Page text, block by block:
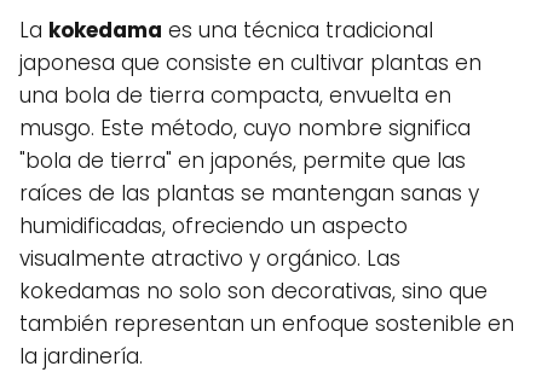
La kokedama es una técnica tradicional
japonesa que consiste en cultivar plantas en
una bola de tierra compacta, envuelta en
musgo. Este método, cuyo nombre significa
"bola de tierra" en japonés, permite que las
raíces de las plantas se mantengan sanas y
humidificadas, ofreciendo un aspecto
visualmente atractivo y orgánico. Las
kokedamas no solo son decorativas, sino que
también representan un enfoque sostenible en
la jardinería.